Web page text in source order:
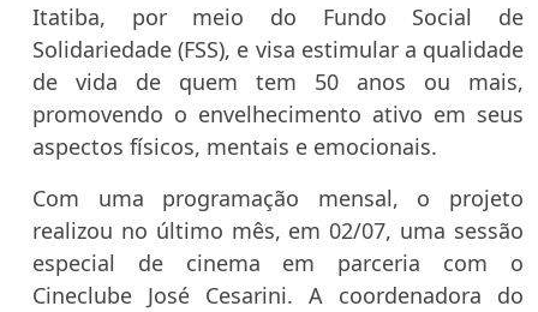
Itatiba, por meio do Fundo Social de
Solidariedade (FSS), e visa estimular a qualidade
de vida de quem tem 50 anos ou mais,
promovendo o envelhecimento ativo em seus
aspectos físicos, mentais e emocionais.
Com uma programação mensal, o projeto
realizou no último mês, em 02/07, uma sessão
especial de cinema em parceria com o
Cineclube José Cesarini. A coordenadora do